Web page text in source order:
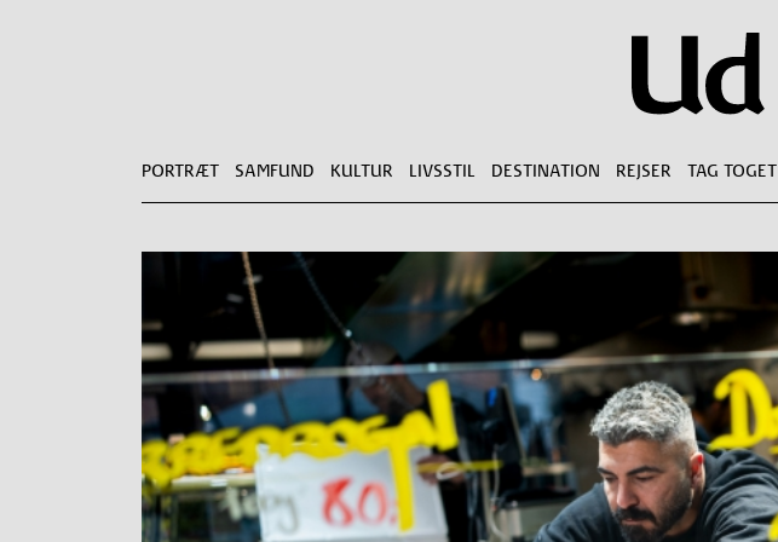
PORTRÆT SAMFUND KULTUR LIVSSTIL DESTINATION REJSER TAG TOGET